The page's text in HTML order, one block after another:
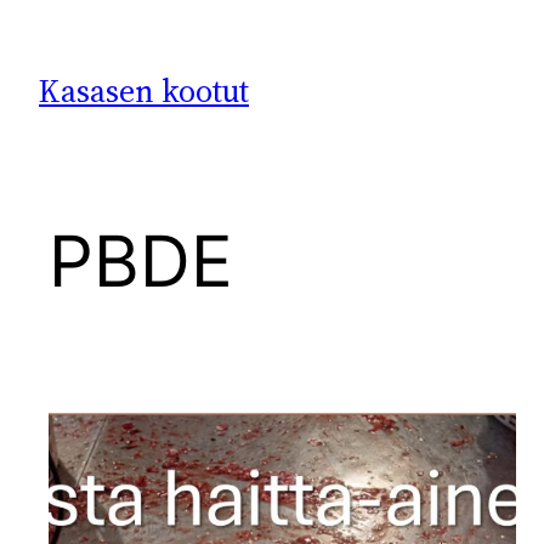
Kasasen kootut
PBDE